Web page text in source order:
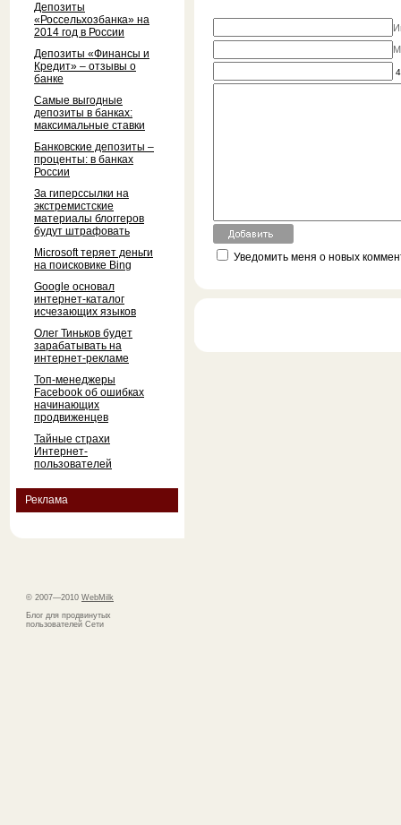
Депозиты
«Россельхозбанка» на
2014 год в России
Депозиты «Финансы и
Кредит» – отзывы о
банке
Самые выгодные
депозиты в банках:
максимальные ставки
Банковские депозиты –
проценты: в банках
России
За гиперссылки на
экстремистские
материалы блоггеров
будут штрафовать
Microsoft теряет деньги
на поисковике Bing
Google основал
интернет-каталог
исчезающих языков
Олег Тиньков будет
зарабатывать на
интернет-рекламе
Топ-менеджеры
Facebook об ошибках
начинающих
продвиженцев
Тайные страхи
Интернет-
пользователей
Реклама
© 2007—2010 WebMilk
Блог для продвинутых
пользователей Сети
Уведомить меня о новых